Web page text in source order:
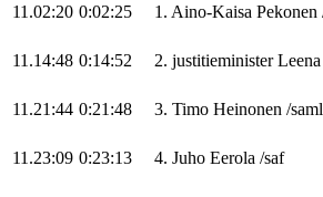
11.02:20 0:02:25 1. Aino-Kaisa Pekonen
11.14:48 0:14:52 2. justitieminister Leena
11.21:44 0:21:48 3. Timo Heinonen /saml
11.23:09 0:23:13 4. Juho Eerola /saf